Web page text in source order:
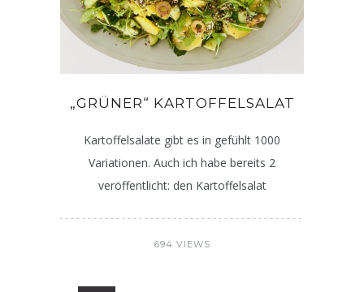
„GRÜNER“ KARTOFFELSALAT
Kartoffelsalate gibt es in gefühlt 1000
Variationen. Auch ich habe bereits 2
veröffentlicht: den Kartoffelsalat
694 VIEWS